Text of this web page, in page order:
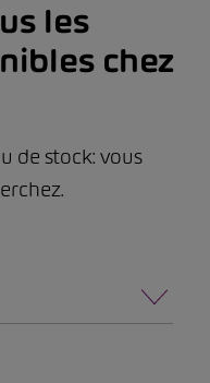
les
chez
de stock: vous